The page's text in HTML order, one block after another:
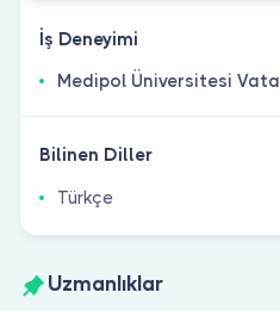
İş Deneyimi
Medipol Üniversitesi
Bilinen Diller
Türkçe
Uzmanlıklar